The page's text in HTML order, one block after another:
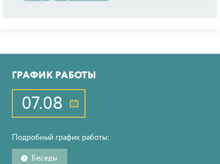
ГРАФИК РАБОТЫ
07.08
Подробный график работы:
Беседы